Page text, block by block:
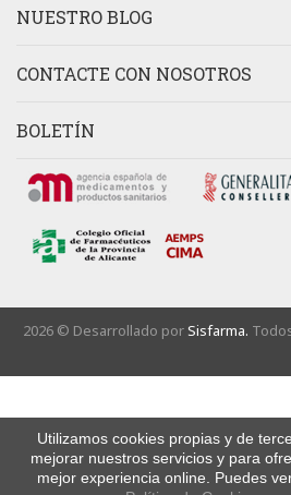
NUESTRO BLOG
CONTACTE CON NOSOTROS
BOLETÍN
Utilizamos cookies propias y de
mejorar nuestros servicios y para
mejor experiencia online. Puedes
2026 © Desarrollado porSisfarma.